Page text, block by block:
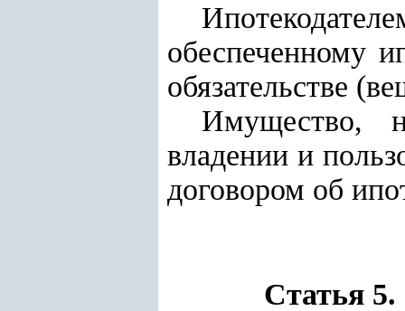
обеспеченному
обязательстве
Имущество,
владении и
договором об
Статья 5.